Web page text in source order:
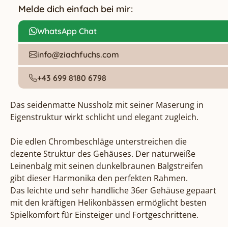
Melde dich einfach bei mir:
WhatsApp Chat
info@ziachfuchs.com
+43 699 8180 6798
Das seidenmatte Nussholz mit seiner Maserung in
Eigenstruktur wirkt schlicht und elegant zugleich.
Die edlen Chrombeschläge unterstreichen die
dezente Struktur des Gehäuses. Der naturweiße
Leinenbalg mit seinen dunkelbraunen Balgstreifen
gibt dieser Harmonika den perfekten Rahmen.
Das leichte und sehr handliche 36er Gehäuse gepaart
mit den kräftigen Helikonbässen ermöglicht besten
Spielkomfort für Einsteiger und Fortgeschrittene.